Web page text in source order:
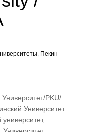
, Пекин
PKU/
Университет